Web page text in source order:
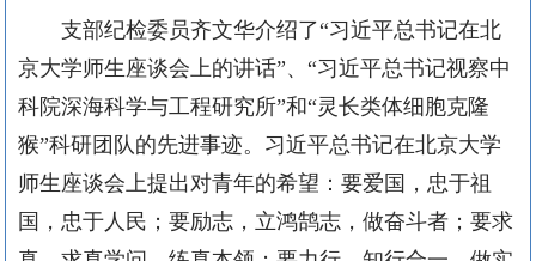
支部纪检委员齐文华介绍了“习近平总书记在北
京大学师生座谈会上的讲话”、“习近平总书记视察中
科院深海科学与工程研究所”和“灵长类体细胞克隆
猴”科研团队的先进事迹。习近平总书记在北京大学
师生座谈会上提出对青年的希望：要爱国，忠于祖
国，忠于人民；要励志，立鸿鹄志，做奋斗者；要求